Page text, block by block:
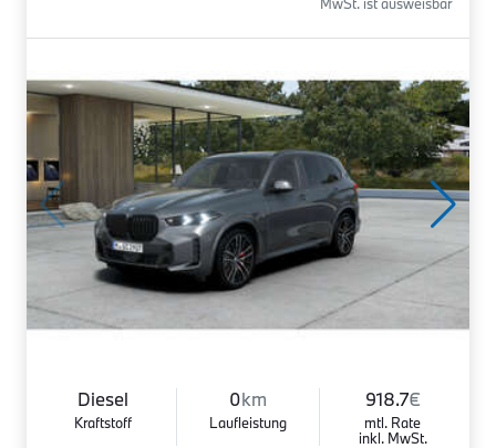
MwSt. ist ausweisbar
Diesel
Kraftstoff
0km
Laufleistung
918.7€
mtl. Rate
inkl. MwSt.